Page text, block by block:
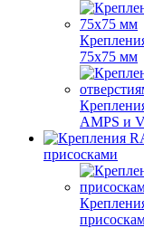
75x75 мм
AMPS и
присосками